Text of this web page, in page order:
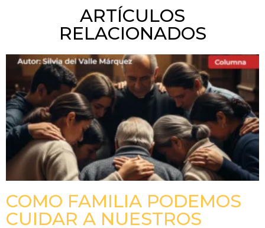
ARTÍCULOS
RELACIONADOS
COMO FAMILIA PODEMOS
CUIDAR A NUESTROS